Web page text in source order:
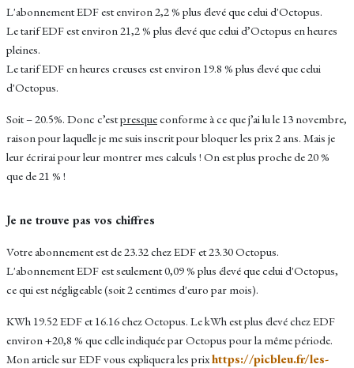
L'abonnement EDF est environ 2,2 % plus élevé que celui d'Octopus.
Le tarif EDF est environ 21,2 % plus élevé que celui d’Octopus en heures
pleines.
Le tarif EDF en heures creuses est environ 19.8 % plus élevé que celui
d'Octopus.
Soit – 20.5%. Donc c’estpresqueconforme à ce que j’ai lu le 13 novembre,
raison pour laquelle je me suis inscrit pour bloquer les prix 2 ans. Mais je
leur écrirai pour leur montrer mes calculs ! On est plus proche de 20 %
que de 21 % !
Je ne trouve pas vos chiffres
Votre abonnement est de 23.32 chez EDF et 23.30 Octopus.
L'abonnement EDF est seulement 0,09 % plus élevé que celui d'Octopus,
ce qui est négligeable (soit 2 centimes d'euro par mois).
KWh 19.52 EDF et 16.16 chez Octopus. Le kWh est plus élevé chez EDF
environ +20,8 % que celle indiquée par Octopus pour la même période.
Mon article sur EDF vous expliquera les prixhttps://picbleu.fr/les-